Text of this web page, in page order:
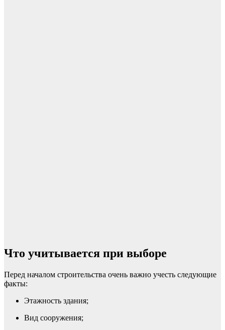
Что учитывается при выборе
Перед началом строительства очень важно учесть следующие
факты:
Этажность здания;
Вид сооружения;